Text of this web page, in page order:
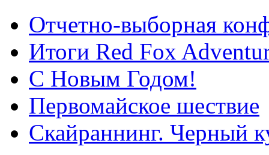
Отчетно-выборная
Итоги Red Fox
С Новым Годом!
Первомайское шествие
Скайраннинг. Черный